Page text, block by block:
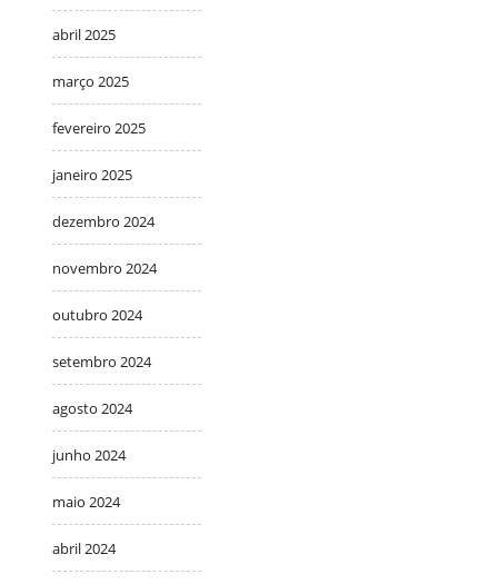
abril 2025
março 2025
fevereiro 2025
janeiro 2025
dezembro 2024
novembro 2024
outubro 2024
setembro 2024
agosto 2024
junho 2024
maio 2024
abril 2024